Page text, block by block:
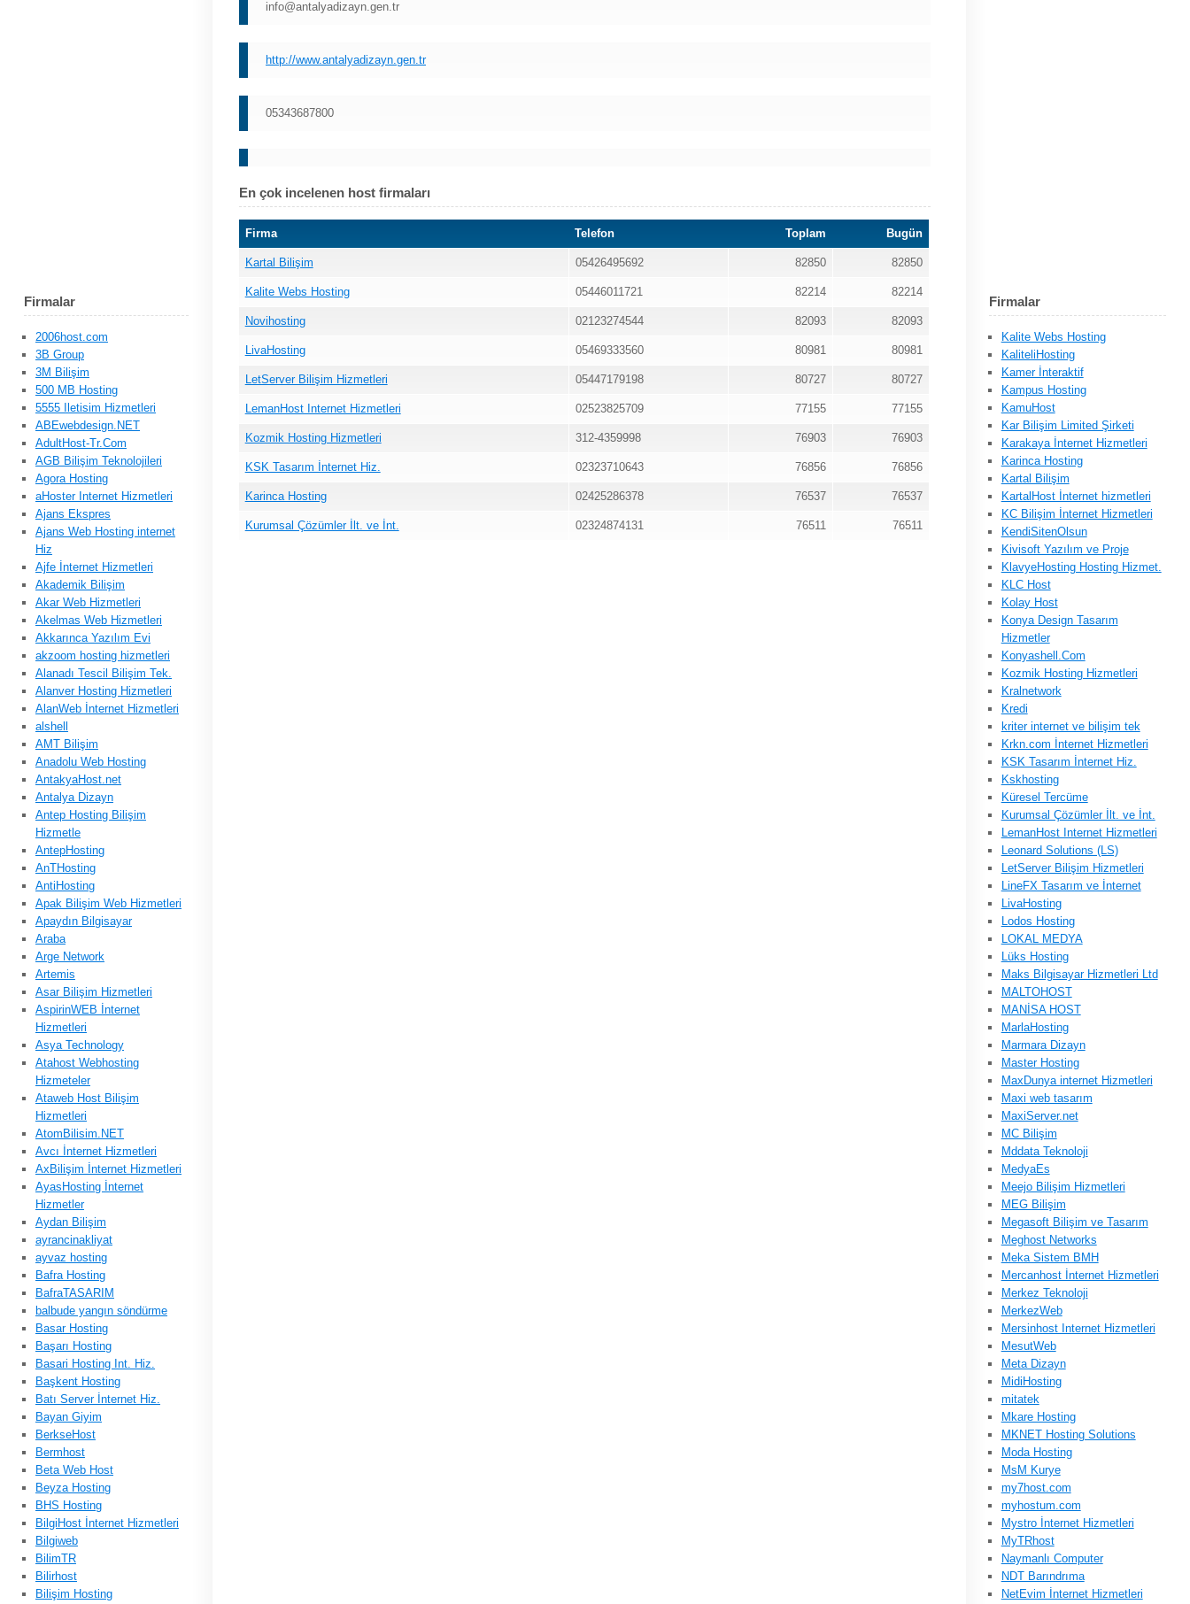
Firmalar
Kalite Webs Hosting
KaliteliHosting
Kamer İnteraktif
Kampus Hosting
KamuHost
Kar Bilişim Limited Şirketi
Karakaya İnternet Hizmetleri
Karinca Hosting
Kartal Bilişim
KartalHost İnternet hizmetleri
KC Bilişim İnternet Hizmetleri
KendiSitenOlsun
Kivisoft Yazılım ve Proje
KlavyeHosting Hosting Hizmet.
KLC Host
Kolay Host
Konya Design Tasarım
Hizmetler
Konyashell.Com
Kozmik Hosting Hizmetleri
Kralnetwork
Kredi
kriter internet ve bilişim tek
Krkn.com İnternet Hizmetleri
KSK Tasarım İnternet Hiz.
Kskhosting
Küresel Tercüme
Kurumsal Çözümler İlt. ve İnt.
LemanHost Internet Hizmetleri
Leonard Solutions (LS)
LetServer Bilişim Hizmetleri
LineFX Tasarım ve İnternet
LivaHosting
Lodos Hosting
LOKAL MEDYA
Lüks Hosting
Maks Bilgisayar Hizmetleri Ltd
MALTOHOST
MANİSA HOST
MarlaHosting
Marmara Dizayn
Master Hosting
MaxDunya internet Hizmetleri
Maxi web tasarım
MaxiServer.net
MC Bilişim
Mddata Teknoloji
MedyaEs
Meejo Bilişim Hizmetleri
MEG Bilişim
Megasoft Bilişim ve Tasarım
Meghost Networks
Meka Sistem BMH
Mercanhost İnternet Hizmetleri
Merkez Teknoloji
MerkezWeb
Mersinhost Internet Hizmetleri
MesutWeb
Meta Dizayn
MidiHosting
mitatek
Mkare Hosting
MKNET Hosting Solutions
Moda Hosting
MsM Kurye
my7host.com
myhostum.com
Mystro İnternet Hizmetleri
MyTRhost
Naymanlı Computer
NDT Barındrıma
NetEvim İnternet Hizmetleri
info@antalyadizayn.gen.tr
http://www.antalyadizayn.gen.tr
05343687800
En çok incelenen host firmaları
Firma Telefon Toplam Bugün
Kartal Bilişim 05426495692 82850 82850
Kalite Webs Hosting 05446011721 82214 82214
Novihosting 02123274544 82093 82093
LivaHosting 05469333560 80981 80981
LetServer Bilişim Hizmetleri 05447179198 80727 80727
LemanHost Internet Hizmetleri 02523825709 77155 77155
Kozmik Hosting Hizmetleri 312-4359998 76903 76903
KSK Tasarım İnternet Hiz. 02323710643 76856 76856
Karinca Hosting 02425286378 76537 76537
Kurumsal Çözümler İlt. ve İnt. 02324874131 76511 76511
Firmalar
2006host.com
3B Group
3M Bilişim
500 MB Hosting
5555 Iletisim Hizmetleri
ABEwebdesign.NET
AdultHost-Tr.Com
AGB Bilişim Teknolojileri
Agora Hosting
aHoster Internet Hizmetleri
Ajans Ekspres
Ajans Web Hosting internet
Hiz
Ajfe İnternet Hizmetleri
Akademik Bilişim
Akar Web Hizmetleri
Akelmas Web Hizmetleri
Akkarınca Yazılım Evi
akzoom hosting hizmetleri
Alanadı Tescil Bilişim Tek.
Alanver Hosting Hizmetleri
AlanWeb İnternet Hizmetleri
alshell
AMT Bilişim
Anadolu Web Hosting
AntakyaHost.net
Antalya Dizayn
Antep Hosting Bilişim
Hizmetle
AntepHosting
AnTHosting
AntiHosting
Apak Bilişim Web Hizmetleri
Apaydın Bilgisayar
Araba
Arge Network
Artemis
Asar Bilişim Hizmetleri
AspirinWEB İnternet
Hizmetleri
Asya Technology
Atahost Webhosting
Hizmeteler
Ataweb Host Bilişim
Hizmetleri
AtomBilisim.NET
Avcı İnternet Hizmetleri
AxBilişim İnternet Hizmetleri
AyasHosting İnternet
Hizmetler
Aydan Bilişim
ayrancinakliyat
ayvaz hosting
Bafra Hosting
BafraTASARIM
balbude yangın söndürme
Basar Hosting
Başarı Hosting
Basari Hosting Int. Hiz.
Başkent Hosting
Batı Server İnternet Hiz.
Bayan Giyim
BerkseHost
Bermhost
Beta Web Host
Beyza Hosting
BHS Hosting
BilgiHost İnternet Hizmetleri
Bilgiweb
BilimTR
Bilirhost
Bilişim Hosting